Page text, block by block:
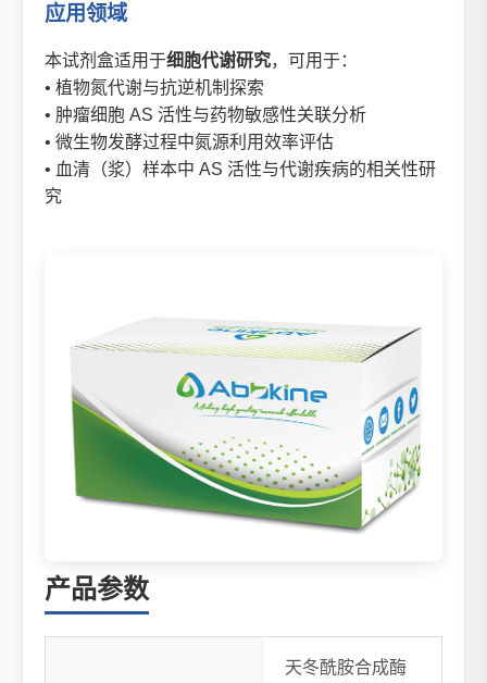
应用领域
本试剂盒适用于细胞代谢研究，可用于：
• 植物氮代谢与抗逆机制探索
• 肿瘤细胞 AS 活性与药物敏感性关联分析
• 微生物发酵过程中氮源利用效率评估
• 血清（浆）样本中 AS 活性与代谢疾病的相关性研
究
产品参数
天冬酰胺合成酶